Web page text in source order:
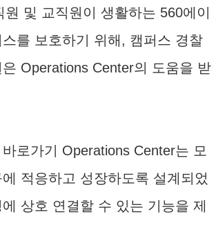
및 교직원이 생활하는 560에이
를 보호하기 위해, 캠퍼스 경찰
Operations Center의 도움을 받
로가기 Operations Center는 모
적응하고 성장하도록 설계되었
상호 연결할 수 있는 기능을 제